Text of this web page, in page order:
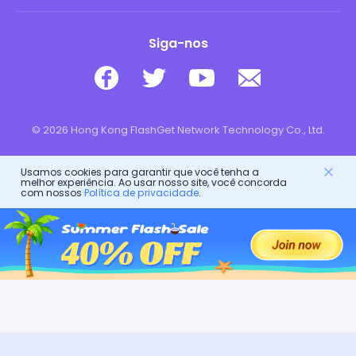
Siga-nos
© 2026 Hong Kong FlashGet Network Technology Co., Ltd.
Usamos cookies para garantir que você tenha a
melhor experiência. Ao usar nosso site, você concorda
com nossos Política de privacidade.